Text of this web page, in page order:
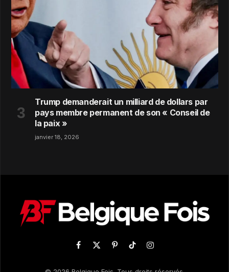
Trump demanderait un milliard de dollars par
pays membre permanent de son « Conseil de
la paix »
janvier 18, 2026
Facebook
X
PinterestTikTokInstagram